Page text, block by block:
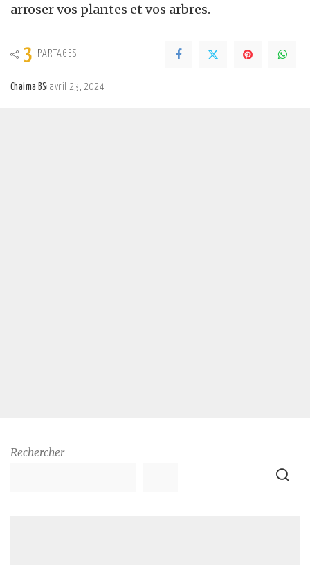
arroser vos plantes et vos arbres.
3 PARTAGES
Chaima BS avril 23, 2024
Rechercher